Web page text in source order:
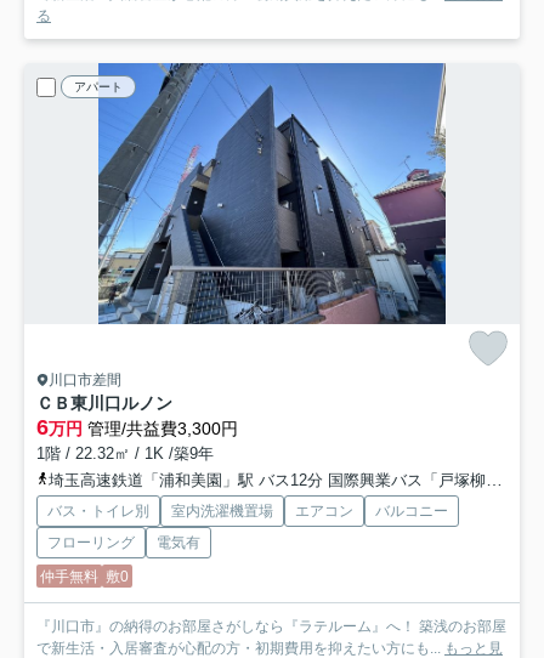
る
アパート
川口市差間
ＣＢ東川口ルノン
6万円 管理/共益費3,300円
1階 / 22.32㎡ / 1K /築9年
埼玉高速鉄道「浦和美園」駅 バス12分 国際興業バス「戸塚柳」 停歩18分
バス・トイレ別 室内洗濯機置場 エアコン
バルコニー
フローリング
電気有
仲手無料 敷0
『川口市』の納得のお部屋さがしなら『ラテルーム』へ！ 築浅のお部屋
で新生活・入居審査が心配の方・初期費用を抑えたい方にも... もっと見